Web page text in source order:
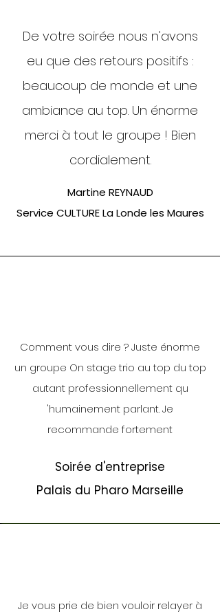
De votre soirée nous n'avons
eu que des retours positifs :
beaucoup de monde et une
ambiance au top. Un énorme
merci à tout le groupe ! Bien
cordialement.
Martine REYNAUD
Service CULTURE La Londe les Maures
Comment vous dire ? Juste énorme
un groupe On stage trio au top du top
autant professionnellement qu
'humainement parlant. Je
recommande fortement
Soirée d'entreprise
Palais du Pharo Marseille
Je vous prie de bien vouloir relayer à